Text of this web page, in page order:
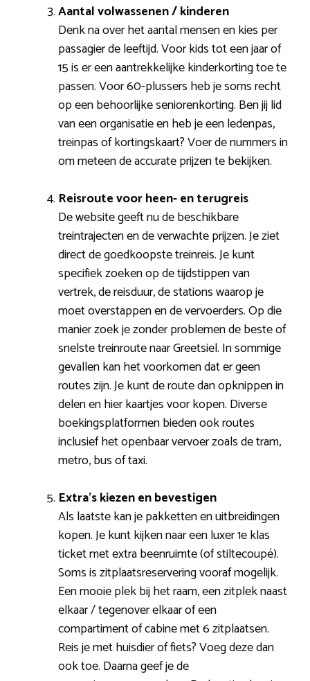
Aantal volwassenen / kinderen
Denk na over het aantal mensen en kies per
passagier de leeftijd. Voor kids tot een jaar of
15 is er een aantrekkelijke kinderkorting toe te
passen. Voor 60-plussers heb je soms recht
op een behoorlijke seniorenkorting. Ben jij lid
van een organisatie en heb je een ledenpas,
treinpas of kortingskaart? Voer de nummers in
om meteen de accurate prijzen te bekijken.
Reisroute voor heen- en terugreis
De website geeft nu de beschikbare
treintrajecten en de verwachte prijzen. Je ziet
direct de goedkoopste treinreis. Je kunt
specifiek zoeken op de tijdstippen van
vertrek, de reisduur, de stations waarop je
moet overstappen en de vervoerders. Op die
manier zoek je zonder problemen de beste of
snelste treinroute naar Greetsiel. In sommige
gevallen kan het voorkomen dat er geen
routes zijn. Je kunt de route dan opknippen in
delen en hier kaartjes voor kopen. Diverse
boekingsplatformen bieden ook routes
inclusief het openbaar vervoer zoals de tram,
metro, bus of taxi.
Extra’s kiezen en bevestigen
Als laatste kan je pakketten en uitbreidingen
kopen. Je kunt kijken naar een luxer 1e klas
ticket met extra beenruimte (of stiltecoupé).
Soms is zitplaatsreservering vooraf mogelijk.
Een mooie plek bij het raam, een zitplek naast
elkaar / tegenover elkaar of een
compartiment of cabine met 6 zitplaatsen.
Reis je met huisdier of fiets? Voeg deze dan
ook toe. Daarna geef je de